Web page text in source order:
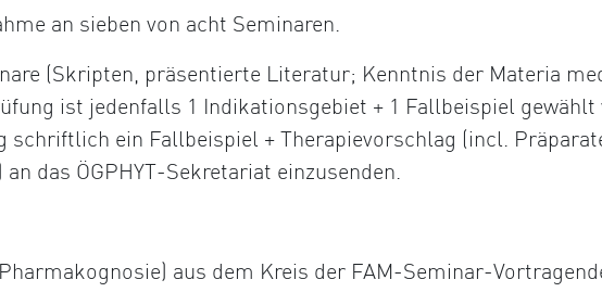
an sieben von acht Seminaren.
(Skripten, präsentierte Literatur; Kenntnis der Materia
ist jedenfalls 1 Indikationsgebiet + 1 Fallbeispiel
schriftlich ein Fallbeispiel + Therapievorschlag (incl.
das ÖGPHYT-Sekretariat einzusenden.
aus dem Kreis der FAM-Seminar-